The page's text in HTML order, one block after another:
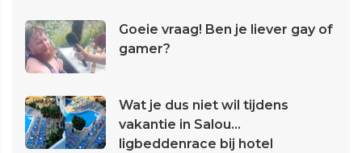
Goeie vraag! Ben je liever gay of
gamer?
Wat je dus niet wil tijdens
vakantie in Salou...
ligbeddenrace bij hotel